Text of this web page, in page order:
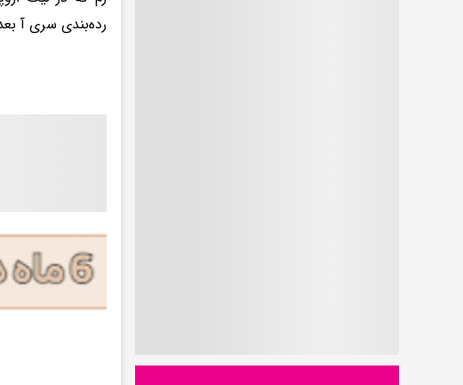
رده‌بندی سری آ بعد از این دیدار باید